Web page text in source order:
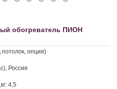
обогреватель ПИОН
опция)
Россия
4,5